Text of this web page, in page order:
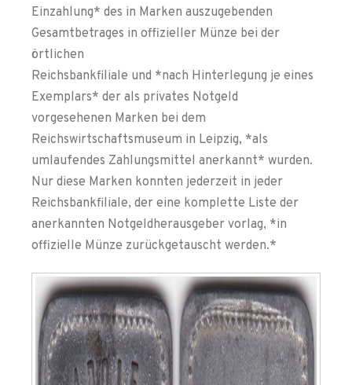
Einzahlung* des in Marken auszugebenden
Gesamtbetrages in offizieller Münze bei der
örtlichen
Reichsbankfiliale und *nach Hinterlegung je eines
Exemplars* der als privates Notgeld
vorgesehenen Marken bei dem
Reichswirtschaftsmuseum in Leipzig, *als
umlaufendes Zahlungsmittel anerkannt* wurden.
Nur diese Marken konnten jederzeit in jeder
Reichsbankfiliale, der eine komplette Liste der
anerkannten Notgeldherausgeber vorlag, *in
offizielle Münze zurückgetauscht werden.*